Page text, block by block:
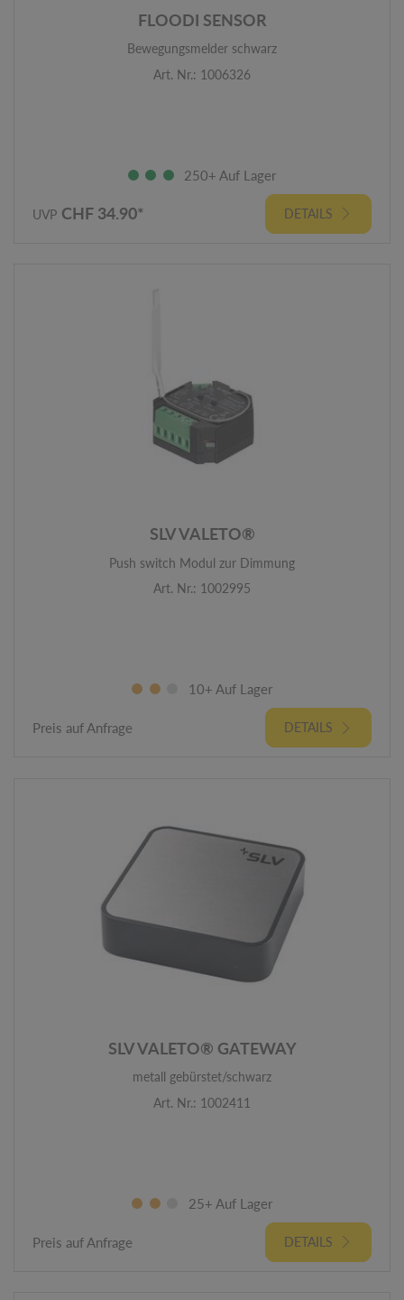
FLOODI SENSOR
Bewegungsmelder schwarz
Art. Nr.: 1006326
250+ Auf Lager
UVP CHF 34.90* DETAILS
SLV VALETO®
Push switch Modul zur Dimmung
Art. Nr.: 1002995
10+ Auf Lager
Preis auf Anfrage DETAILS
SLV VALETO® GATEWAY
metall gebürstet/schwarz
Art. Nr.: 1002411
25+ Auf Lager
Preis auf Anfrage DETAILS